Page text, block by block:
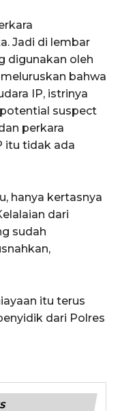
Jadi di lembar
digunakan oleh
bahwa
IP, istrinya
suspect
perkara
itu tidak ada
hanya kertasnya
dari
sudah
itu terus
dari Polres